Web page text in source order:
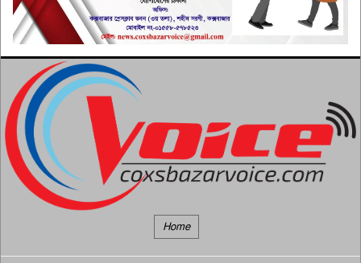
৮
মহেশখালীতে ভাসমান বিকল
এলএনজি টার্মিনাল আংশিক চালু
৯
‘বিপুল’ অস্ত্রভান্ডারের দাবি ট্রাম্পের,
তথ্য ফাঁসকারীদের হুঁশিয়ারি
Home